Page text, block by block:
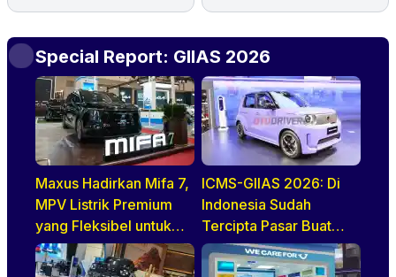
Special Report: GIIAS 2026
Maxus Hadirkan Mifa 7,
MPV Listrik Premium
yang Fleksibel untuk
Keluarga Modern Di
GIIAS 2026
ICMS-GIIAS 2026: Di
Indonesia Sudah
Tercipta Pasar Buat
BEV, HEV, Dan PHEV